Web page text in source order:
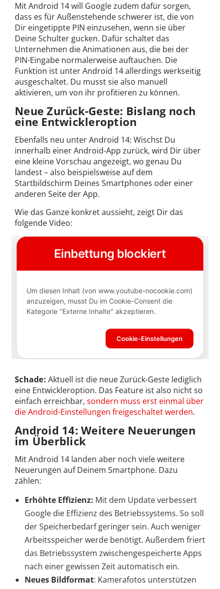
Mit Android 14 will Google zudem dafür sorgen,
dass es für Außenstehende schwerer ist, die von
Dir eingetippte PIN einzusehen, wenn sie über
Deine Schulter gucken. Dafür schaltet das
Unternehmen die Animationen aus, die bei der
PIN-Eingabe normalerweise auftauchen. Die
Funktion ist unter Android 14 allerdings werkseitig
ausgeschaltet. Du musst sie also manuell
aktivieren, um von ihr profitieren zu können.
Neue Zurück-Geste: Bislang noch
eine Entwickleroption
Ebenfalls neu unter Android 14: Wischst Du
innerhalb einer Android-App zurück, wird Dir über
eine kleine Vorschau angezeigt, wo genau Du
landest – also beispielsweise auf dem
Startbildschirm Deines Smartphones oder einer
anderen Seite der App.
Wie das Ganze konkret aussieht, zeigt Dir das
folgende Video:
Schade:Aktuell ist die neue Zurück-Geste lediglich
eine Entwickleroption. Das Feature ist also nicht so
einfach erreichbar, sondern muss erst einmal über
die Android-Einstellungen freigeschaltet werden.
Android 14: Weitere Neuerungen
im Überblick
Mit Android 14 landen aber noch viele weitere
Neuerungen auf Deinem Smartphone. Dazu
zählen:
Erhöhte Effizienz: Mit dem Update verbessert
Google die Effizienz des Betriebssystems. So soll
der Speicherbedarf geringer sein. Auch weniger
Arbeitsspeicher werde benötigt. Außerdem friert
das Betriebssystem zwischengespeicherte Apps
nach einer gewissen Zeit automatisch ein.
Neues Bildformat: Kamerafotos unterstützen